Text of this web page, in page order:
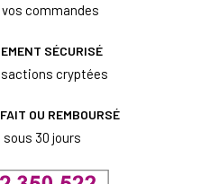
vos commandes
SÉCURISÉ
cryptées
OU REMBOURSÉ
sous 30 jours